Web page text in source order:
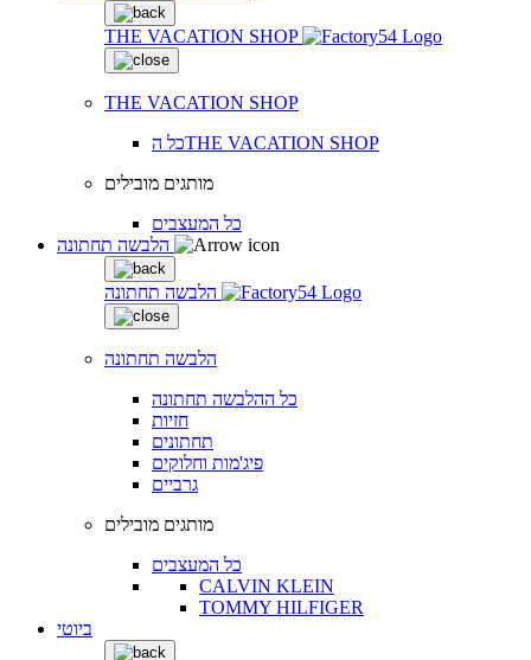
THE VACATION SHOP
THE VACATION SHOP
כל הTHE VACATION SHOP
מותגים מובילים
כל המעצבים
הלבשה תחתונה
הלבשה תחתונה
כל ההלבשה תחתונה
חזיות
תחתונים
פיג'מות וחלוקים
גרביים
מותגים מובילים
כל המעצבים
CALVIN KLEIN
TOMMY HILFIGER
ביוטי